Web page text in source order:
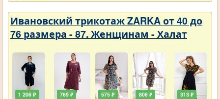
Ивановский трикотаж ZARKA от 40 до
76 размера - 87. Женщинам - Халат
1 206 ₽ 769 ₽ 575 ₽ 806 ₽ 313 ₽